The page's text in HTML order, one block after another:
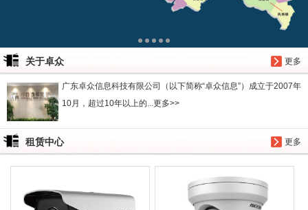
更多
关于卓众
广东卓众信息科技有限公司（以下简称“卓众信息”）成立于2007年
10月，超过10年以上的...更多>>
更多
租赁中心